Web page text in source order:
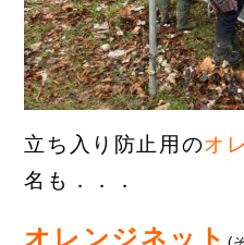
立ち入り防止用のオ
名も．．．
オレンジネット